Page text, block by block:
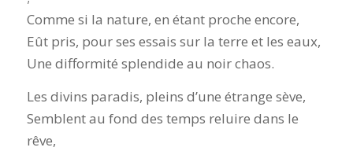
Comme si la nature, en étant proche encore,
Eût pris, pour ses essais sur la terre et les eaux,
Une difformité splendide au noir chaos.
Les divins paradis, pleins d’une étrange sève,
Semblent au fond des temps reluire dans le
rêve,